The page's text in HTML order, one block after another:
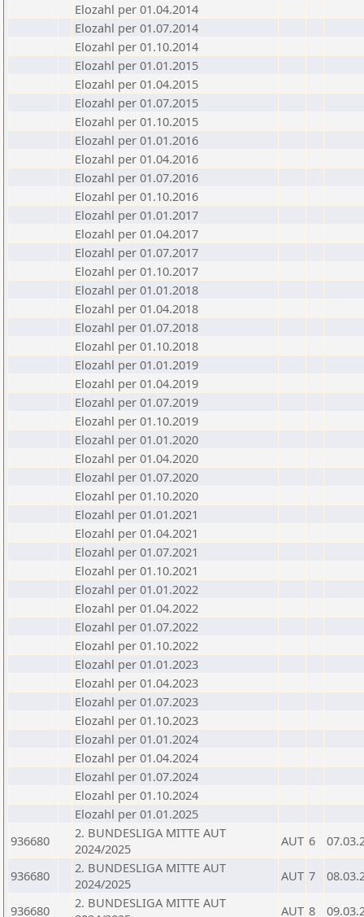
Elozahl per 01.04.2014
Elozahl per 01.07.2014
Elozahl per 01.10.2014
Elozahl per 01.01.2015
Elozahl per 01.04.2015
Elozahl per 01.07.2015
Elozahl per 01.10.2015
Elozahl per 01.01.2016
Elozahl per 01.04.2016
Elozahl per 01.07.2016
Elozahl per 01.10.2016
Elozahl per 01.01.2017
Elozahl per 01.04.2017
Elozahl per 01.07.2017
Elozahl per 01.10.2017
Elozahl per 01.01.2018
Elozahl per 01.04.2018
Elozahl per 01.07.2018
Elozahl per 01.10.2018
Elozahl per 01.01.2019
Elozahl per 01.04.2019
Elozahl per 01.07.2019
Elozahl per 01.10.2019
Elozahl per 01.01.2020
Elozahl per 01.04.2020
Elozahl per 01.07.2020
Elozahl per 01.10.2020
Elozahl per 01.01.2021
Elozahl per 01.04.2021
Elozahl per 01.07.2021
Elozahl per 01.10.2021
Elozahl per 01.01.2022
Elozahl per 01.04.2022
Elozahl per 01.07.2022
Elozahl per 01.10.2022
Elozahl per 01.01.2023
Elozahl per 01.04.2023
Elozahl per 01.07.2023
Elozahl per 01.10.2023
Elozahl per 01.01.2024
Elozahl per 01.04.2024
Elozahl per 01.07.2024
Elozahl per 01.10.2024
Elozahl per 01.01.2025
936680
2. BUNDESLIGA MITTE AUT
2024/2025
AUT 6
936680
2. BUNDESLIGA MITTE AUT
2024/2025
AUT 7
936680
2. BUNDESLIGA MITTE AUT
AUT 8